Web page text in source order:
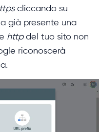
cliccando su
già presente una
httpdel tuo sito non
riconoscerà